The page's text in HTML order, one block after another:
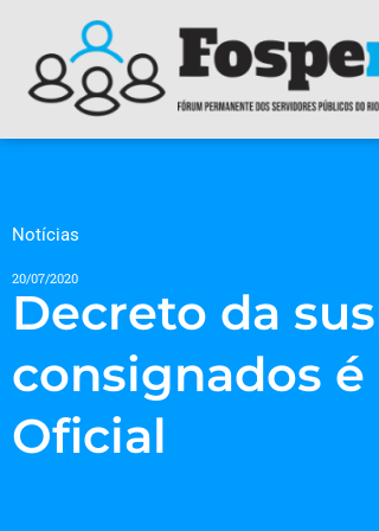
Notícias
20/07/2020
Decreto da
consignados
Oficial